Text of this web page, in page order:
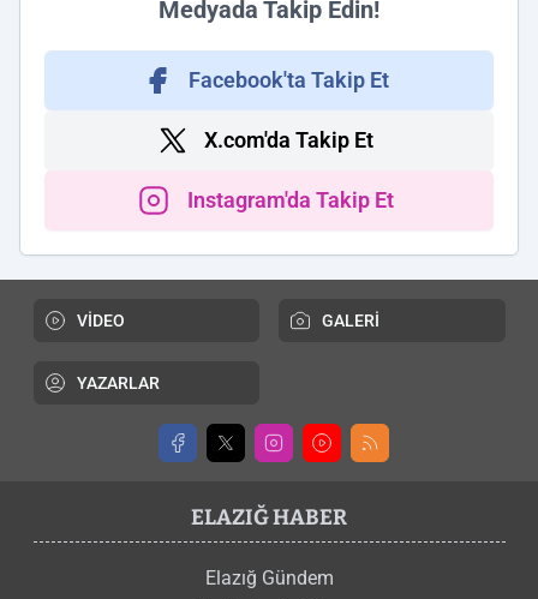
Medyada Takip Edin!
Facebook'ta Takip Et
X.com'da Takip Et
Instagram'da Takip Et
VİDEO GALERİ
YAZARLAR
ELAZIĞ HABER
Elazığ Gündem